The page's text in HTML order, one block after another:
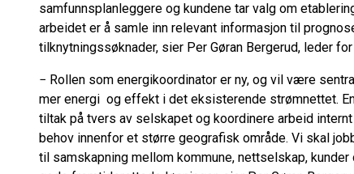
samfunnsplanleggere og kundene tar valg om
arbeidet er å samle inn relevant informasjon til
tilknytningssøknader, sier Per Gøran Bergerud, leder
− Rollen som energikoordinator er ny, og vil være
mer energi og effekt i det eksisterende strømnettet.
tiltak på tvers av selskapet og koordinere arbeid
behov innenfor et større geografisk område. Vi skal
til samskapning mellom kommune, nettselskap,